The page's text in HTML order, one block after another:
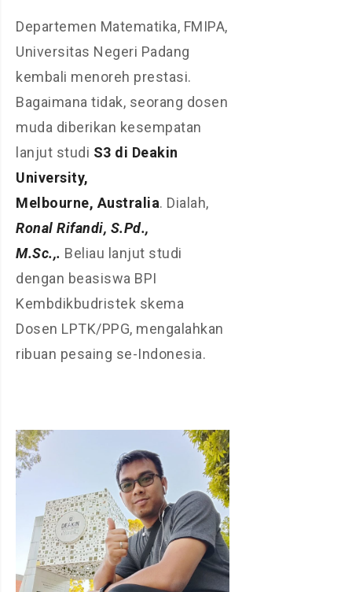
Departemen Matematika, FMIPA,
Universitas Negeri Padang
kembali menoreh prestasi.
Bagaimana tidak, seorang dosen
muda diberikan kesempatan
lanjut studi S3 di Deakin
University,
Melbourne, Australia. Dialah,
Ronal Rifandi, S.Pd.,
M.Sc.,. Beliau lanjut studi
dengan beasiswa BPI
Kembdikbudristek skema
Dosen LPTK/PPG, mengalahkan
ribuan pesaing se-Indonesia.